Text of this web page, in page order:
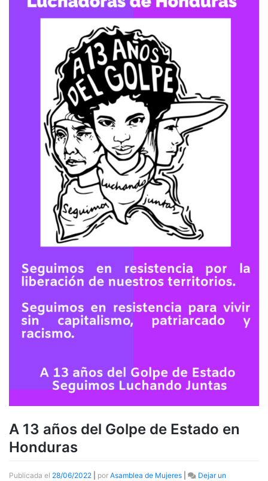
A 13 años del Golpe de Estado en
Honduras
Publicada el 28/06/2022 por Asamblea de Mujeres Dejar un